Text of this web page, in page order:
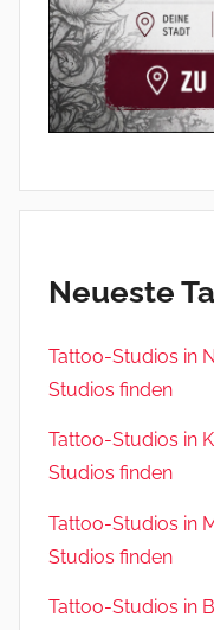
Neueste
Tattoo-Studios in
Studios finden
Tattoo-Studios in
Studios finden
Tattoo-Studios in
Studios finden
Tattoo-Studios in